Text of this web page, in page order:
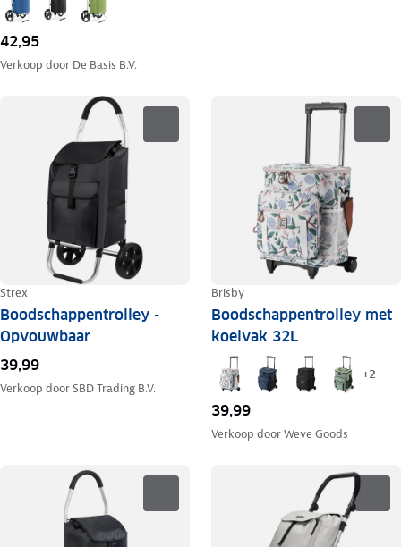
42,95
Verkoop door De Basis B.V.
Strex
Boodschappentrolley -
Opvouwbaar
39,99
Verkoop doorSBD Trading B.V.
Brisby
Boodschappentrolley met
koelvak 32L
+2
39,99
Verkoop doorWeve Goods